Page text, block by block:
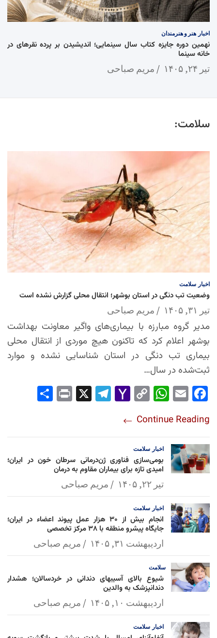
اخبار هنر و هنرمندان
نهمین دوره جایزه کتاب سال سینمایی؛ اندیشیدن بر پرده نقرهای در
خانه سینما
تیر ۲۴, ۱۴۰۵ مریم صباحی
سلامت:
اخبار سلامت
وضعیت تب دنگی در استان بوشهر؛ انتقال محلی گزارش نشده است
تیر ۳۱, ۱۴۰۵ مریم صباحی
مدیر گروه مبارزه با بیماری‌های واگیر معاونت بهداشت
بوشهر اعلام کرد که تاکنون هیچ موردی از انتقال محلی
بیماری تب دنگی در استان شناسایی نشده و موارد
ثبت‌شده در سال…
Fac
ok
Em
Wh
Ap
p
Co
Lin
k
Yah
l
Tel
Pri
Continue Reading
اخبار سلامت
بومی‌سازی فناوری ژن‌درمانی سرطان خون در ایران؛
امیدی تازه برای بیماران مقاوم به درمان
تیر ۲۲, ۱۴۰۵ مریم صباحی
اخبار سلامت
انجام بیش از ۳۰ هزار عمل پیوند اعضاء در ایران؛
جایگاه پیشرو منطقه با ۳۸ مرکز تخصصی
اردیبهشت ۳۱, ۱۴۰۵ مریم صباحی
سلامت
شیوع بالای آسیبهای دندانی در خردسالان؛ هشدار
دندانپزشک به والدین
اردیبهشت ۱۰, ۱۴۰۵ مریم صباحی
اخبار سلامت